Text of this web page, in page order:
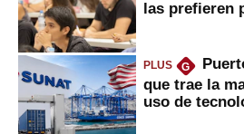
las prefieren
PLUS G
que trae la
uso de